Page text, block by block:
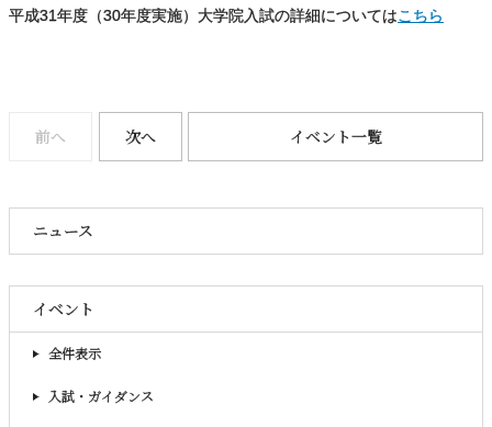
ニュース
イベント
全件表示
入試・ガイダンス
平成31年度（30年度実施）大学院入試の詳細についてはこちら
前へ 次へ イベント一覧